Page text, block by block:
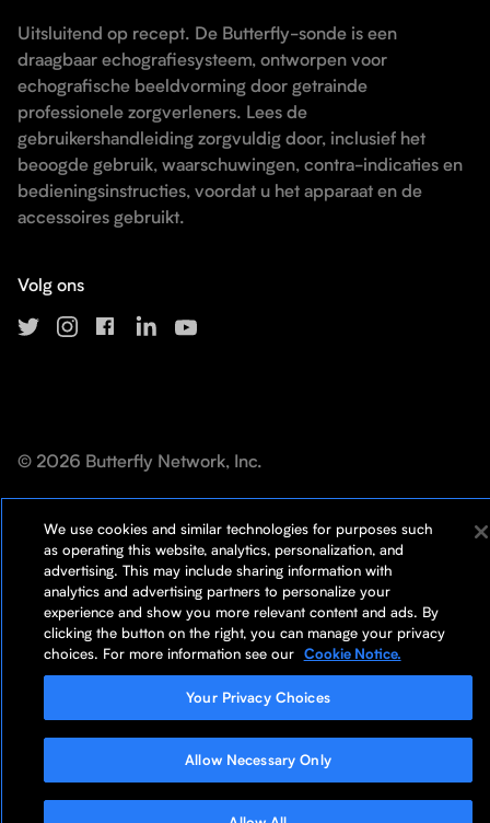
Uitsluitend op recept. De Butterfly-sonde is een
draagbaar echografiesysteem, ontworpen voor
echografische beeldvorming door getrainde
professionele zorgverleners. Lees de
gebruikershandleiding zorgvuldig door, inclusief het
beoogde gebruik, waarschuwingen, contra-indicaties en
bedieningsinstructies, voordat u het apparaat en de
accessoires gebruikt.
Volg ons
© 2026 Butterfly Network, Inc.
Beveiliging Cookiemelding Wereldwijde privacy
Privacyverklaring Terms of Use (Gebruiksvoorwaarden)
We use cookies and similar technologies for purposes such
as operating this website, analytics, personalization, and
advertising. This may include sharing information with
analytics and advertising partners to personalize your
experience and show you more relevant content and ads. By
clicking the button on the right, you can manage your privacy
choices. For more information see our Cookie Notice.
Your Privacy Choices
Allow Necessary Only